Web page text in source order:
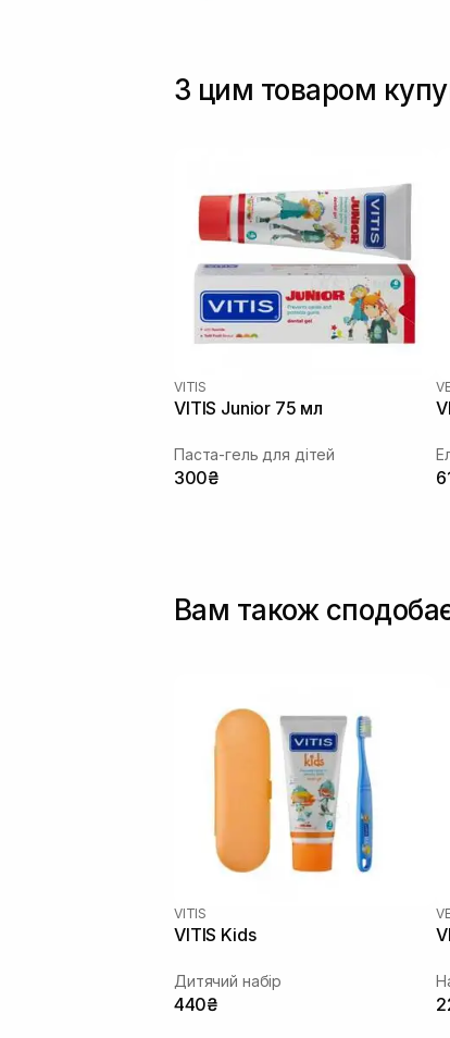
З цим товаром
VITIS
VITIS Junior 75 мл
Паста-гель для дітей
300₴
Вам також
VITIS
VITIS Kids
Дитячий набір
440₴